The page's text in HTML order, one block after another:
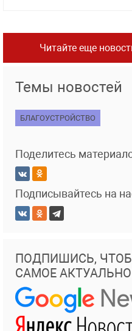
Читайте еще
Темы новостей
БЛАГОУСТРОЙСТВО
Поделитесь
Подписывайтесь на
ПОДПИШИСЬ,
САМОЕ